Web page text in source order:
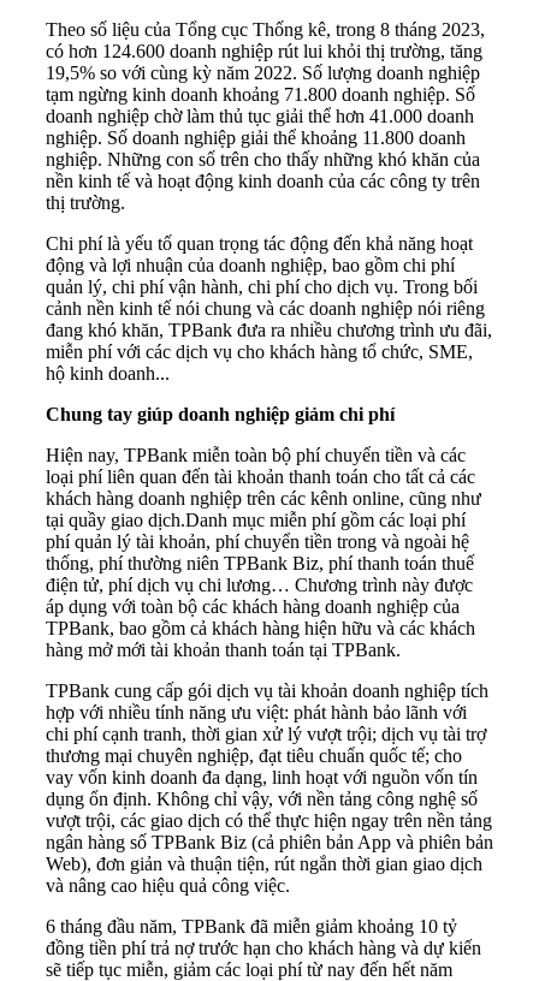
Theo số liệu của Tổng cục Thống kê, trong 8 tháng 2023,
có hơn 124.600 doanh nghiệp rút lui khỏi thị trường, tăng
19,5% so với cùng kỳ năm 2022. Số lượng doanh nghiệp
tạm ngừng kinh doanh khoảng 71.800 doanh nghiệp. Số
doanh nghiệp chờ làm thủ tục giải thể hơn 41.000 doanh
nghiệp. Số doanh nghiệp giải thể khoảng 11.800 doanh
nghiệp. Những con số trên cho thấy những khó khăn của
nền kinh tế và hoạt động kinh doanh của các công ty trên
thị trường.
Chi phí là yếu tố quan trọng tác động đến khả năng hoạt
động và lợi nhuận của doanh nghiệp, bao gồm chi phí
quản lý, chi phí vận hành, chi phí cho dịch vụ. Trong bối
cảnh nền kinh tế nói chung và các doanh nghiệp nói riêng
đang khó khăn, TPBank đưa ra nhiều chương trình ưu đãi,
miễn phí với các dịch vụ cho khách hàng tổ chức, SME,
hộ kinh doanh...
Chung tay giúp doanh nghiệp giảm chi phí
Hiện nay, TPBank miễn toàn bộ phí chuyển tiền và các
loại phí liên quan đến tài khoản thanh toán cho tất cả các
khách hàng doanh nghiệp trên các kênh online, cũng như
tại quầy giao dịch.Danh mục miễn phí gồm các loại phí
phí quản lý tài khoản, phí chuyển tiền trong và ngoài hệ
thống, phí thường niên TPBank Biz, phí thanh toán thuế
điện tử, phí dịch vụ chi lương… Chương trình này được
áp dụng với toàn bộ các khách hàng doanh nghiệp của
TPBank, bao gồm cả khách hàng hiện hữu và các khách
hàng mở mới tài khoản thanh toán tại TPBank.
TPBank cung cấp gói dịch vụ tài khoản doanh nghiệp tích
hợp với nhiều tính năng ưu việt: phát hành bảo lãnh với
chi phí cạnh tranh, thời gian xử lý vượt trội; dịch vụ tài trợ
thương mại chuyên nghiệp, đạt tiêu chuẩn quốc tế; cho
vay vốn kinh doanh đa dạng, linh hoạt với nguồn vốn tín
dụng ổn định. Không chỉ vậy, với nền tảng công nghệ số
vượt trội, các giao dịch có thể thực hiện ngay trên nền tảng
ngân hàng số TPBank Biz (cả phiên bản App và phiên bản
Web), đơn giản và thuận tiện, rút ngắn thời gian giao dịch
và nâng cao hiệu quả công việc.
6 tháng đầu năm, TPBank đã miễn giảm khoảng 10 tỷ
đồng tiền phí trả nợ trước hạn cho khách hàng và dự kiến
sẽ tiếp tục miễn, giảm các loại phí từ nay đến hết năm